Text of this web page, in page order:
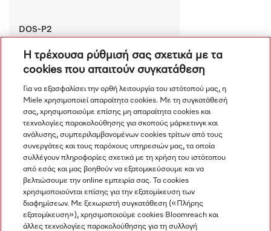
DOS-P2
σωλήνα αναρρόφησης.
€ 360.00
Σύγκριση
Προβολή όλων
Η τρέχουσα ρύθμισή σας σχετικά με τα
cookies που απαιτούν συγκατάθεση
Για να εξασφαλίσει την ορθή λειτουργία του ιστότοπού μας, η
Miele χρησιμοποιεί απαραίτητα cookies. Με τη συγκατάθεσή
σας, χρησιμοποιούμε επίσης μη απαραίτητα cookies και
τεχνολογίες παρακολούθησης για σκοπούς μάρκετινγκ και
ανάλυσης, συμπεριλαμβανομένων cookies τρίτων από τους
συνεργάτες και τους παρόχους υπηρεσιών μας, τα οποία
συλλέγουν πληροφορίες σχετικά με τη χρήση του ιστότοπου
από εσάς και μας βοηθούν να εξατομικεύσουμε και να
βελτιώσουμε την online εμπειρία σας. Τα cookies
χρησιμοποιούνται επίσης για την εξατομίκευση των
διαφημίσεων. Με ξεχωριστή συγκατάθεση («Πλήρης
εξατομίκευση»), χρησιμοποιούμε cookies Bloomreach και
άλλες τεχνολογίες παρακολούθησης για τη συλλογή